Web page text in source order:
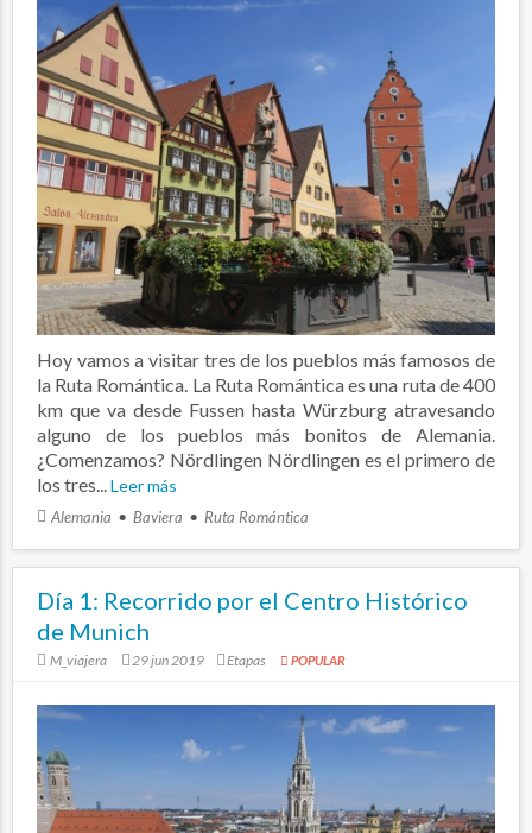
Hoy vamos a visitar tres de los pueblos más famosos de
la Ruta Romántica. La Ruta Romántica es una ruta de 400
km que va desde Fussen hasta Würzburg atravesando
alguno de los pueblos más bonitos de Alemania.
¿Comenzamos? Nördlingen Nördlingen es el primero de
los tres...Leer más
Alemania Baviera Ruta Romántica
Día 1: Recorrido por el Centro Histórico
de Munich
M_viajera 29 jun 2019 Etapas POPULAR